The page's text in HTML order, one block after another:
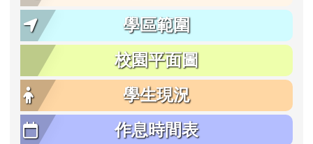
學區範圍
校園平面圖
學生現況
作息時間表